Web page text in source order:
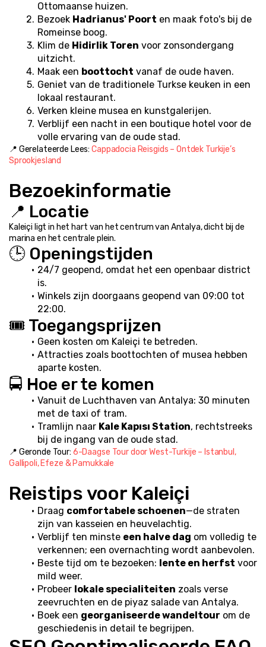
Ottomaanse huizen.
Bezoek Hadrianus' Poort en maak foto's bij de
Romeinse boog.
Klim de Hidirlik Toren voor zonsondergang
uitzicht.
Maak een boottocht vanaf de oude haven.
Geniet van de traditionele Turkse keuken in een
lokaal restaurant.
Verken kleine musea en kunstgalerijen.
Verblijf een nacht in een boutique hotel voor de
volle ervaring van de oude stad.
📍 Gerelateerde Lees: Cappadocia Reisgids – Ontdek Turkije’s
Sprookjesland
Bezoekinformatie
📍 Locatie
Kaleiçi ligt in het hart van het centrum van Antalya, dicht bij de
marina en het centrale plein.
🕒 Openingstijden
24/7 geopend, omdat het een openbaar district
is.
Winkels zijn doorgaans geopend van 09:00 tot
22:00.
🎟️ Toegangsprijzen
Geen kosten om Kaleiçi te betreden.
Attracties zoals boottochten of musea hebben
aparte kosten.
🚍 Hoe er te komen
Vanuit de Luchthaven van Antalya: 30 minuten
met de taxi of tram.
Tramlijn naar Kale Kapısı Station, rechtstreeks
bij de ingang van de oude stad.
📍 Geronde Tour: 6-Daagse Tour door West-Turkije – Istanbul,
Gallipoli, Efeze & Pamukkale
Reistips voor Kaleiçi
Draag comfortabele schoenen—de straten
zijn van kasseien en heuvelachtig.
Verblijf ten minste een halve dag om volledig te
verkennen; een overnachting wordt aanbevolen.
Beste tijd om te bezoeken: lente en herfst voor
mild weer.
Probeer lokale specialiteiten zoals verse
zeevruchten en de piyaz salade van Antalya.
Boek een georganiseerde wandeltour om de
geschiedenis in detail te begrijpen.